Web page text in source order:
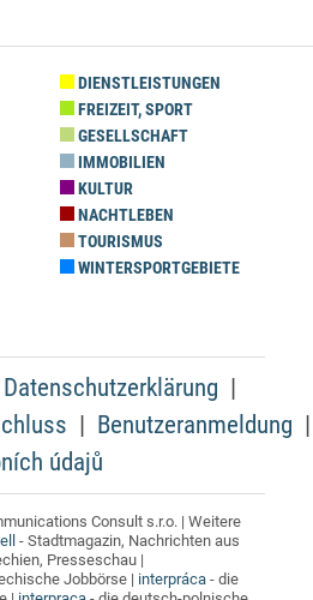
DIENSTLEISTUNGEN
FREIZEIT, SPORT
GESELLSCHAFT
IMMOBILIEN
KULTUR
NACHTLEBEN
TOURISMUS
WINTERSPORTGEBIETE
Datenschutzerklärung
Benutzeranmeldung
údajů
Consult s.r.o. | Weitere
- Stadtmagazin, Nachrichten aus
Presseschau |
Jobbörse | interpráca- die